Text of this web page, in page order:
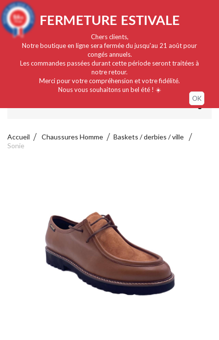
Français
FERMETURE ESTIVALE
Chers clients,
Notre boutique en ligne sera fermée du jusqu'au 21 août pour
congés annuels.
Les commandes passées durant cette période seront traitées à
notre retour.
Merci pour votre compréhension et votre fidélité.
Nous vous souhaitons un bel été ! ☀️
OK
Accueil Chaussures Homme
Baskets / derbies / ville
Sonie
9.4/10